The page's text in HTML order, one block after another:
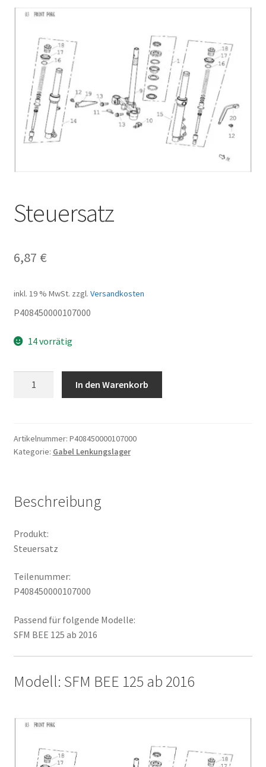
Steuersatz
6,87 €
inkl. 19 % MwSt. zzgl. Versandkosten
P408450000107000
14 vorrätig
In den Warenkorb
Artikelnummer: P408450000107000
Kategorie: Gabel Lenkungslager
Beschreibung
Produkt:
Steuersatz
Teilenummer:
P408450000107000
Passend für folgende Modelle:
SFM BEE 125 ab 2016
Modell: SFM BEE 125 ab 2016